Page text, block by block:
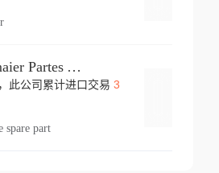
Dpm Draexlmaier Partes Automotrices Corr Ind Huejotzingo
此公司累计进口交易 3
spare part